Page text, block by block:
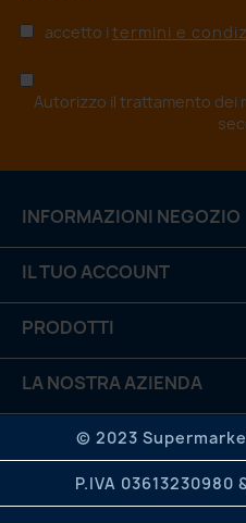
accetto i termini e
Autorizzo il trattamento dei
PRODOTTI
LA NOSTRA AZIENDA
.
© 2023
P.IVA 03613230980
IL TUO ACCOUNT
INFORMAZIONI NEGOZIO